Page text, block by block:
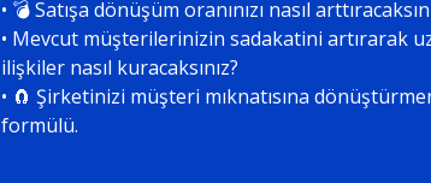
• 💣 Satışa dönüşüm oranınızı nasıl
• Mevcut müşterilerinizin sadakatini artırarak
ilişkiler nasıl kuracaksınız?
• 🧲 Şirketinizi müşteri mıknatısına
formülü.